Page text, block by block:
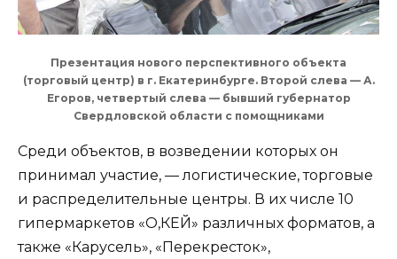
Презентация нового перспективного объекта
(торговый центр) в г. Екатеринбурге. Второй слева — А.
Егоров, четвертый слева — бывший губернатор
Свердловской области с помощниками
Среди объектов, в возведении которых он
принимал участие, — логистические, торговые
и распределительные центры. В их числе 10
гипермаркетов «О,КЕЙ» различных форматов, а
также «Карусель», «Перекресток»,